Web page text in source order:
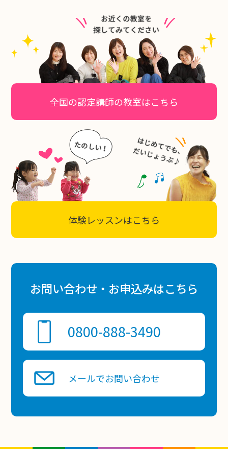
全国の認定講師の教室はこちら
体験レッスンはこちら
お問い合わせ・お申込みはこちら
0800-888-3490
メールでお問い合わせ